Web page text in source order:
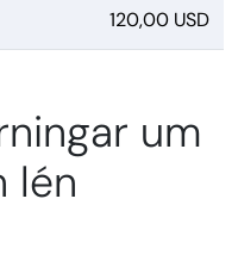
120,00 USD
um
lén